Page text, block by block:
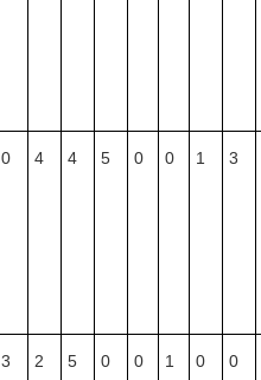
0 4 4 5 0 0 1 3
3 2 5 0 0 1 0 0